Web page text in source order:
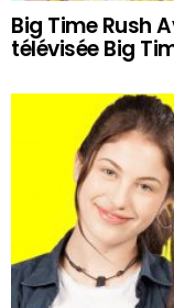
Big Time Rush
télévisée Big